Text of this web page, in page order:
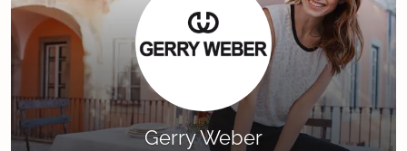
Gerry Weber